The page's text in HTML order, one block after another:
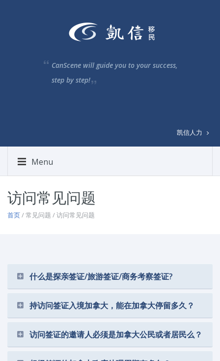
CanScene will guide you to your success,
step by step!
凯信人力
Menu
访问常见问题
首页/ 常见问题 / 访问常见问题
什么是探亲签证/旅游签证/商务考察签证?
持访问签证入境加拿大，能在加拿大停留多久？
访问签证的邀请人必须是加拿大公民或者居民么？